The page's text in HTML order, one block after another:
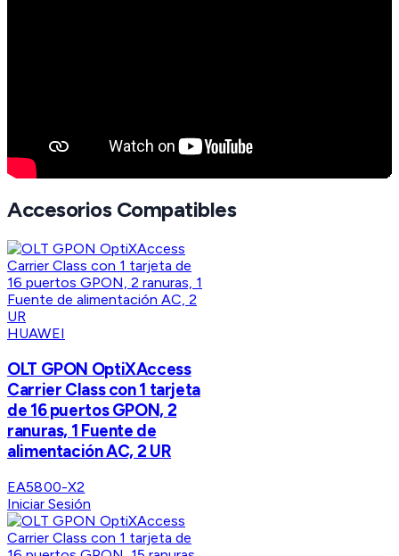
Accesorios Compatibles
HUAWEI
OLT GPON OptiXAccess
Carrier Class con 1 tarjeta
de 16 puertos GPON, 2
ranuras, 1 Fuente de
alimentación AC, 2 UR
EA5800-X2
Iniciar Sesión